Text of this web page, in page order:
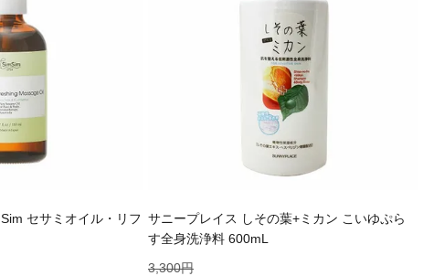
セサミオイル・リフ サニープレイス しその葉+ミカン こいゆぷら
す全身洗浄料 600mL
3,300